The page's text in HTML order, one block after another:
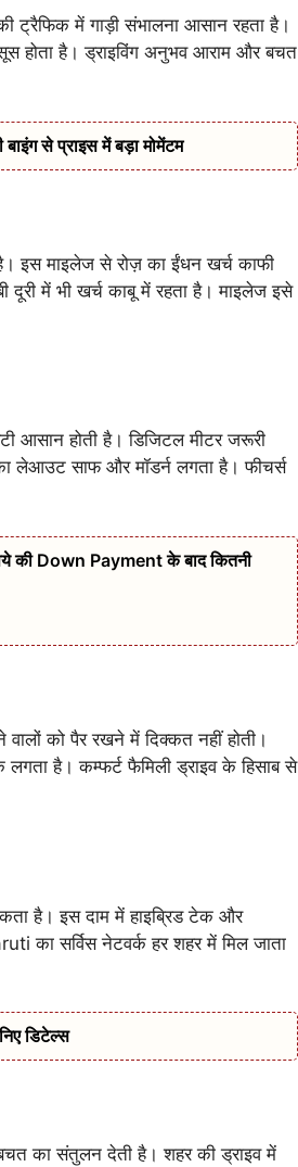
ट्रैफिक में गाड़ी संभालना आसान रहता है।
होता है। ड्राइविंग अनुभव आराम और बचत
से प्राइस में बड़ा मोमेंटम
इस माइलेज से रोज़ का ईंधन खर्च काफी
में भी खर्च काबू में रहता है। माइलेज इसे
आसान होती है। डिजिटल मीटर जरूरी
लेआउट साफ और मॉडर्न लगता है। फीचर्स
की Down Payment के बाद कितनी
को पैर रखने में दिक्कत नहीं होती।
है। कम्फर्ट फैमिली ड्राइव के हिसाब से
है। इस दाम में हाइब्रिड टेक और
का सर्विस नेटवर्क हर शहर में मिल जाता
डिटेल्स
का संतुलन देती है। शहर की ड्राइव में